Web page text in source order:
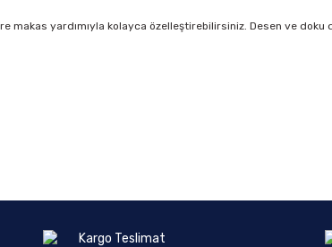
makas yardımıyla kolayca özelleştirebilirsiniz. Desen ve doku
Kargo Teslimat